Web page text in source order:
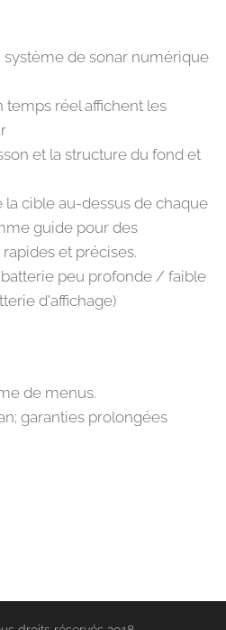
de sonar numérique
temps réel affichent les
et la structure du fond et
cible au-dessus de chaque
guide pour des
et précises.
peu profonde / faible
d'affichage)
de menus.
garanties prolongées